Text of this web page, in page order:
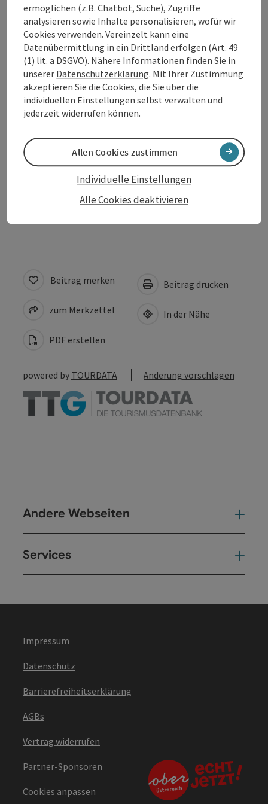
Küche
Ausstattung
Preise
Anreise/Lage
Eignung
Barrierefreiheit
Beitrag merken
zum Merkzettel
PDF erstellen
Beitrag drucken
In der Nähe
powered by TOURDATA Änderung vorschlagen
Andere Webseiten
Services
Impressum
Datenschutz
Barrierefreiheitserklärung
AGBs
Vertrag widerrufen
Partner-Sponsoren
Cookies anpassen
ermöglichen (z.B. Chatbot, Suche), Zugriffe
analysieren sowie Inhalte personalisieren, wofür wir
Cookies verwenden. Vereinzelt kann eine
Datenübermittlung in ein Drittland erfolgen (Art. 49
(1) lit. a DSGVO). Nähere Informationen finden Sie in
unserer Datenschutzerklärung. Mit Ihrer Zustimmung
akzeptieren Sie die Cookies, die Sie über die
individuellen Einstellungen selbst verwalten und
jederzeit widerrufen können.
Alle Cookies deaktivieren
Individuelle Einstellungen
Allen Cookies zustimmen